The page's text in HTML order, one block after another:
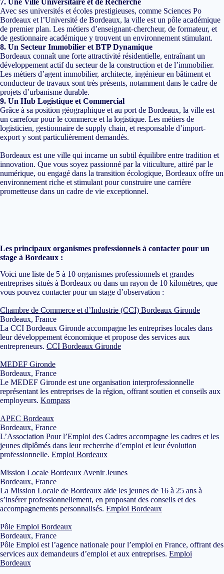
7. Une Ville Universitaire et de Recherche
Avec ses universités et écoles prestigieuses, comme Sciences Po
Bordeaux et l’Université de Bordeaux, la ville est un pôle académique
de premier plan. Les métiers d’enseignant-chercheur, de formateur, et
de gestionnaire académique y trouvent un environnement stimulant.
8. Un Secteur Immobilier et BTP Dynamique
Bordeaux connaît une forte attractivité résidentielle, entraînant un
développement actif du secteur de la construction et de l’immobilier.
Les métiers d’agent immobilier, architecte, ingénieur en bâtiment et
conducteur de travaux sont très présents, notamment dans le cadre de
projets d’urbanisme durable.
9. Un Hub Logistique et Commercial
Grâce à sa position géographique et au port de Bordeaux, la ville est
un carrefour pour le commerce et la logistique. Les métiers de
logisticien, gestionnaire de supply chain, et responsable d’import-
export y sont particulièrement demandés.
Bordeaux est une ville qui incarne un subtil équilibre entre tradition et
innovation. Que vous soyez passionné par la viticulture, attiré par le
numérique, ou engagé dans la transition écologique, Bordeaux offre un
environnement riche et stimulant pour construire une carrière
prometteuse dans un cadre de vie exceptionnel.
Les principaux organismes professionnels à contacter pour un
stage à Bordeaux :
Voici une liste de 5 à 10 organismes professionnels et grandes
entreprises situés à Bordeaux ou dans un rayon de 10 kilomètres, que
vous pouvez contacter pour un stage d’observation :
Chambre de Commerce et d’Industrie (CCI) Bordeaux Gironde
Bordeaux, France
La CCI Bordeaux Gironde accompagne les entreprises locales dans
leur développement économique et propose des services aux
entrepreneurs. CCI Bordeaux Gironde
MEDEF Gironde
Bordeaux, France
Le MEDEF Gironde est une organisation interprofessionnelle
représentant les entreprises de la région, offrant soutien et conseils aux
employeurs. Kompass
APEC Bordeaux
Bordeaux, France
L’Association Pour l’Emploi des Cadres accompagne les cadres et les
jeunes diplômés dans leur recherche d’emploi et leur évolution
professionnelle. Emploi Bordeaux
Mission Locale Bordeaux Avenir Jeunes
Bordeaux, France
La Mission Locale de Bordeaux aide les jeunes de 16 à 25 ans à
s’insérer professionnellement, en proposant des conseils et des
accompagnements personnalisés. Emploi Bordeaux
Pôle Emploi Bordeaux
Bordeaux, France
Pôle Emploi est l’agence nationale pour l’emploi en France, offrant des
services aux demandeurs d’emploi et aux entreprises. Emploi
Bordeaux